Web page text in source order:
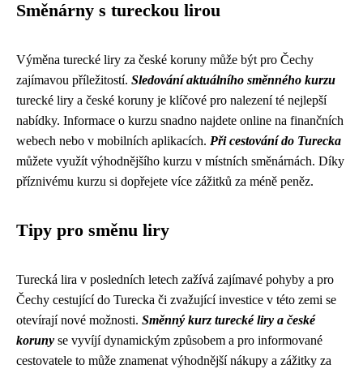
Směnárny s tureckou lirou
Výměna turecké liry za české koruny může být pro Čechy
zajímavou příležitostí. Sledování aktuálního směnného kurzu
turecké liry a české koruny je klíčové pro nalezení té nejlepší
nabídky. Informace o kurzu snadno najdete online na finančních
webech nebo v mobilních aplikacích. Při cestování do Turecka
můžete využít výhodnějšího kurzu v místních směnárnách. Díky
příznivému kurzu si dopřejete více zážitků za méně peněz.
Tipy pro směnu liry
Turecká lira v posledních letech zažívá zajímavé pohyby a pro
Čechy cestující do Turecka či zvažující investice v této zemi se
otevírají nové možnosti. Směnný kurz turecké liry a české
koruny se vyvíjí dynamickým způsobem a pro informované
cestovatele to může znamenat výhodnější nákupy a zážitky za